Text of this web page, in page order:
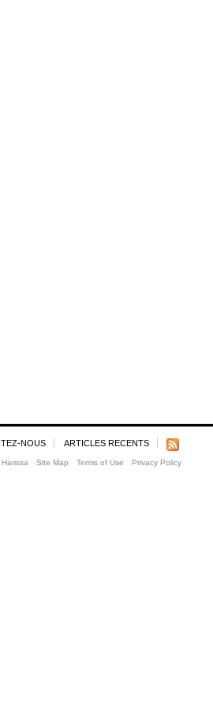
NOUS ARTICLES RECENTS
Site Map Terms of Use Privacy Policy